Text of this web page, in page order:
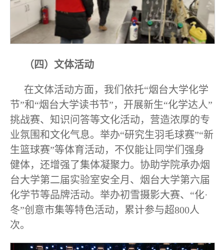
（四）文体活动
在文体活动方面，我们依托“烟台大学化学
节”和“烟台大学读书节”，开展新生“化学达人”
挑战赛、知识问答等文化活动，营造浓厚的专
业氛围和文化气息。举办“研究生羽毛球赛”“新
生篮球赛”等体育活动，不仅能让同学们强身
健体，还增强了集体凝聚力。协助学院承办烟
台大学第二届实验室安全月、烟台大学第六届
化学节等品牌活动。举办初雪摄影大赛、“化·
冬”创意市集等特色活动，累计参与超800人
次。